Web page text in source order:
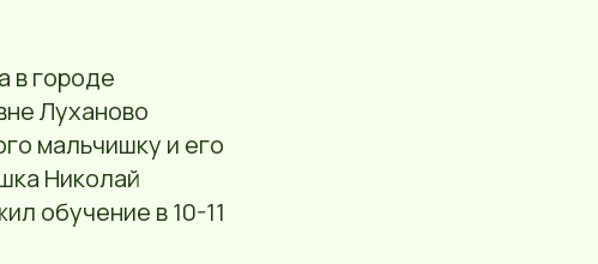
в городе
Луханово
мальчишку и его
Николай
обучение в 10-11